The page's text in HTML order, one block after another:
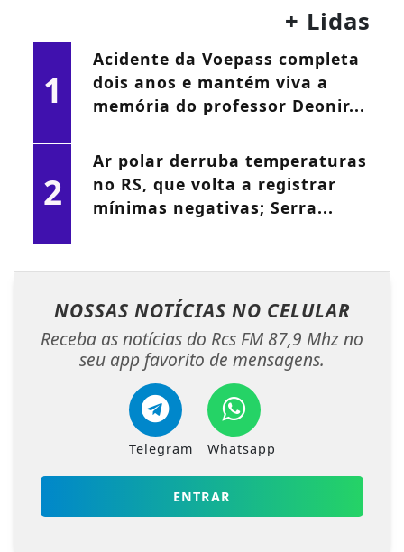
+ Lidas
1
Acidente da Voepass completa
dois anos e mantém viva a
memória do professor Deonir...
2
Ar polar derruba temperaturas
no RS, que volta a registrar
mínimas negativas; Serra...
NOSSAS NOTÍCIAS NO CELULAR
Receba as notícias do Rcs FM 87,9 Mhz no
seu app favorito de mensagens.
Telegram Whatsapp
ENTRAR